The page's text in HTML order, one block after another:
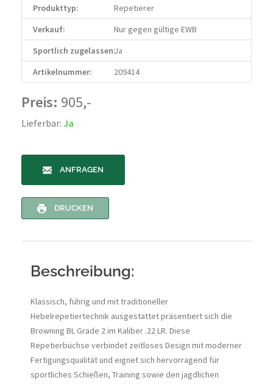
Produkttyp:
Repetierer
Verkauf:
Nur gegen gültige EWB
Sportlich zugelassen:Ja
Artikelnummer:
209414
Preis: 905,-
Lieferbar: Ja
ANFRAGEN
DRUCKEN
Beschreibung:
Klassisch, führig und mit traditioneller
Hebelrepetiertechnik ausgestattet präsentiert sich die
Browning BL Grade 2 im Kaliber .22 LR. Diese
Repetierbüchse verbindet zeitloses Design mit moderner
Fertigungsqualität und eignet sich hervorragend für
sportliches Schießen, Training sowie den jagdlichen